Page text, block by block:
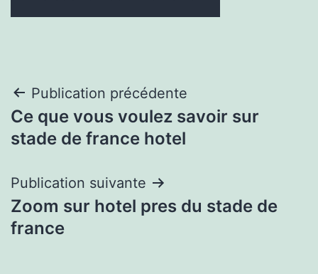
Navigation
de
Publication précédente
Ce que vous voulez savoir sur
stade de france hotel
Publication suivante
Zoom sur hotel pres du stade de
france